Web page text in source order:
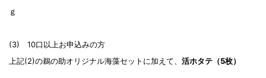
ｇ
(3) 10口以上お申込みの方
上記(2)の鵜の助オリジナル海藻セットに加えて、 活ホタテ（5枚）